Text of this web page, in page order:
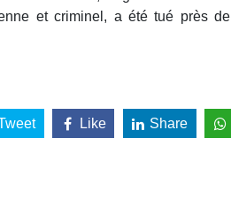
et criminel, a été tué près de
Like Share